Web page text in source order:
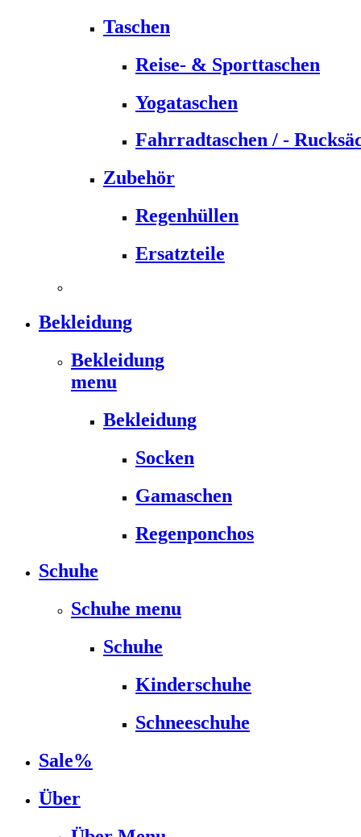
Taschen
Reise- & Sporttaschen
Yogataschen
Fahrradtaschen / -
Zubehör
Regenhüllen
Ersatzteile
Bekleidung
Bekleidung
menu
Bekleidung
Socken
Gamaschen
Regenponchos
Schuhe
Schuhe menu
Schuhe
Kinderschuhe
Schneeschuhe
Sale%
Über